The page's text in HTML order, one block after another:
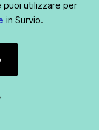
utilizzare per
in Survio.